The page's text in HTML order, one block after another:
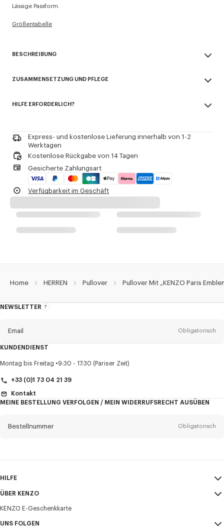
Lässige Passform.
Größentabelle
BESCHREIBUNG
Stickerei auf der Brust.
Produkt-Referenz: FG65PU8043EB.50
ZUSAMMENSETZUNG UND PFLEGE
100% cotton
Bügeln bei niedriger Temperatur
Flache Trocknung im Schatten
Nicht im Trockner trocknen
Schonende professionelle Nassreinigung
HILFE ERFORDERLICH?
Express- und kostenlose Lieferung innerhalb von 1-2
Werktagen
Kostenlose Rückgabe von 14 Tagen
Gesicherte Zahlungsart
Verfügbarkeit im Geschäft
Home HERREN Pullover Pullover Mit „KENZO Paris
NEWSLETTER
Über
Email Obligatorisch
Anrede Obligatorisch
Veranstaltungen erhalten, die personalisiert werden können,
KUNDENDIENST
Montag bis Freitag 9:30 - 17:30 (Pariser Zeit)
+33 (0)1 73 04 21 39
Kontakt
MEINE BESTELLUNG VERFOLGEN / MEIN WIDERRUFSRECHT AUSÜBEN
Bestellnummer Obligatorisch
HILFE
Mein Konto
Größentabelle
FAQ
ÜBER KENZO
AGB
Impressum und Nutzungsbedingungen
KENZO E-Geschenkkarte
UNS FOLGEN